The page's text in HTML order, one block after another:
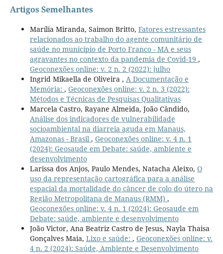
Artigos Semelhantes
Marília Miranda, Saimon Britto, Fatores estressantes
relacionados ao trabalho do agente comunitário de
saúde no município de Porto Franco - MA e seus
agravantes no contexto da pandemia de Covid-19 ,
Geoconexões online: v. 2 n. 2 (2022): julho
Ingrid Mikaella de Oliveira , A Documentação e
Memória: , Geoconexões online: v. 2 n. 3 (2022):
Métodos e Técnicas de Pesquisas Qualitativas
Marcela Castro, Rayane Almeida, João Cândido,
Análise dos indicadores de vulnerabilidade
socioambiental na diarreia aguda em Manaus,
Amazonas - Brasil , Geoconexões online: v. 4 n. 1
(2024): Geosaude em Debate: saúde, ambiente e
desenvolvimento
Larissa dos Anjos, Paulo Mendes, Natacha Aleixo, O
uso da representação cartográfica para a análise
espacial da mortalidade do câncer de colo do útero na
Região Metropolitana de Manaus (RMM) ,
Geoconexões online: v. 4 n. 1 (2024): Geosaude em
Debate: saúde, ambiente e desenvolvimento
João Victor, Ana Beatriz Castro de Jesus, Nayla Thaisa
Gonçalves Maia, Lixo e saúde: , Geoconexões online: v.
4 n. 2 (2024): Saúde, Ambiente e Desenvolvimento